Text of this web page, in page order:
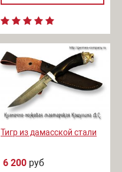
Тигр из дамасской стали
6 200 руб